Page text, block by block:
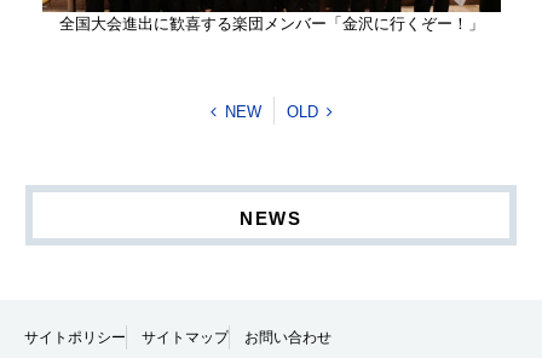
全国大会進出に歓喜する楽団メンバー「金沢に行くぞー！」
NEW OLD
NEWS
サイトポリシー サイトマップ お問い合わせ